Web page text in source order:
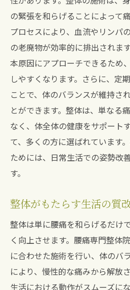
施術者の資格と経験の
整体院の設備と環境の
患者の声を参考にした
腰痛改善に適した整
兵庫県宝塚市の整体院で
る
地元で人気の整体院リ
根本から腰痛を解決
整体での腰痛改善事
宝塚市で信頼される整
の緊張を和らげることによって
プロセスにより、血流やリンパ
の老廃物が効率的に排出されま
本原因にアプローチできるため
しやすくなります。さらに、定
ことで、体のバランスが維持さ
とができます。整体は、単なる
なく、体全体の健康をサポート
て、多くの方に選ばれています
ためには、日常生活での姿勢改
す。
整体がもたらす生活の質
整体は単に腰痛を和らげるだけ
く向上させます。腰痛専門整体
に合わせた施術を行い、体のバ
により、慢性的な痛みから解放
生活における動作がスムーズに